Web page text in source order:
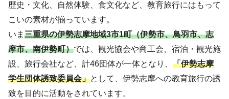
歴史・文化、自然体験、食文化など、教育旅行にはもって
こいの素材が揃っています。
いま 三重県の伊勢志摩地域3市1町（伊勢市、鳥羽市、志
摩市、南伊勢町）では、観光協会や商工会、宿泊・観光施
設、旅行会社など、計46団体が一体となり、 「伊勢志摩
学生団体誘致委員会」として、伊勢志摩への教育旅行の誘
致を目的に活動をされています。